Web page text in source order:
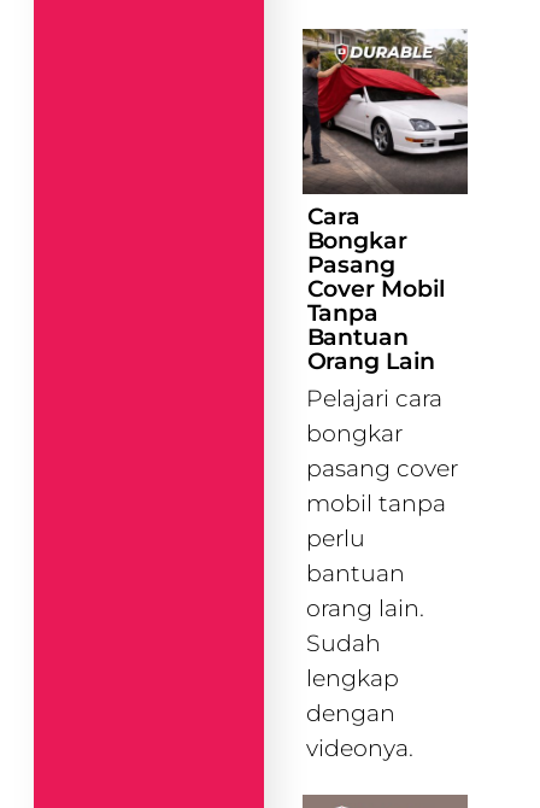
Cara
Bongkar
Pasang
Cover Mobil
Tanpa
Bantuan
Orang Lain
Pelajari cara
bongkar
pasang cover
mobil tanpa
perlu
bantuan
orang lain.
Sudah
lengkap
dengan
videonya.